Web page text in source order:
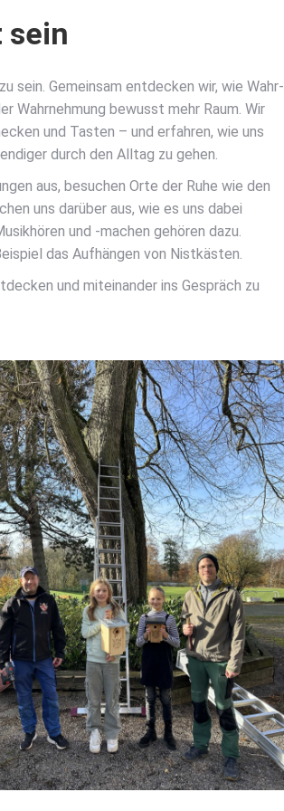
sein
sein. Gemein­sam ent­de­cken wir, wie Wahr­
Wahr­neh­mung bewusst mehr Raum. Wir
und Tas­ten – und erfah­ren, wie uns
durch den All­tag zu gehen.
aus, besu­chen Orte der Ruhe wie den
uns dar­über aus, wie es uns dabei
und ‑machen gehö­ren dazu.
das Auf­hän­gen von Nist­käs­ten.
und mit­ein­an­der ins Gespräch zu